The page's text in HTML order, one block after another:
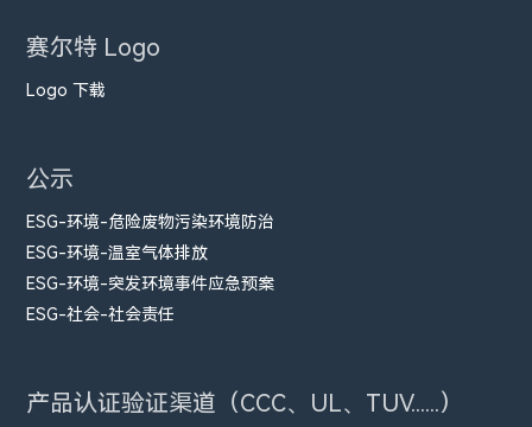
赛尔特 Logo
Logo 下载
公示
ESG-环境-危险废物污染环境防治
ESG-环境-温室气体排放
ESG-环境-突发环境事件应急预案
ESG-社会-社会责任
产品认证验证渠道（CCC、UL、TUV......）